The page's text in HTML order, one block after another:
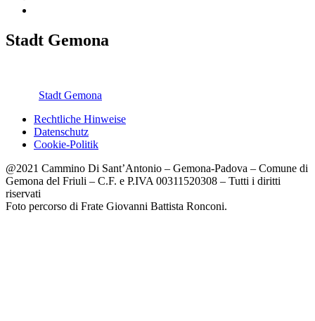
Stadt Gemona
Stadt Gemona
Rechtliche Hinweise
Datenschutz
Cookie-Politik
@2021 Cammino Di Sant’Antonio – Gemona-Padova – Comune di
Gemona del Friuli – C.F. e P.IVA 00311520308 – Tutti i diritti
riservati
Foto percorso di Frate Giovanni Battista Ronconi.